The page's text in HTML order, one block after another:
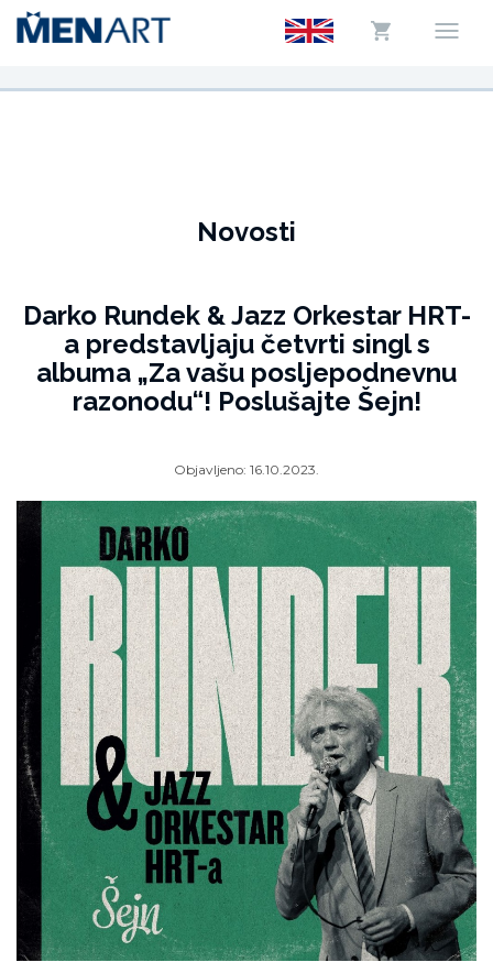
Novosti
Darko Rundek & Jazz Orkestar HRT-
a predstavljaju četvrti singl s
albuma „Za vašu posljepodnevnu
razonodu“! Poslušajte Šejn!
Objavljeno: 16.10.2023.